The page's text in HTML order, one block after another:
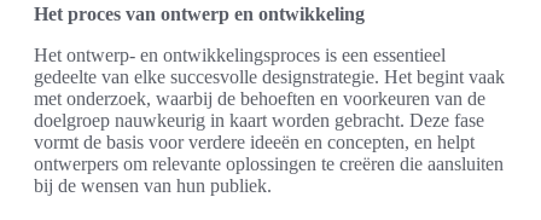
Het proces van ontwerp en ontwikkeling
Het ontwerp- en ontwikkelingsproces is een essentieel
gedeelte van elke succesvolle designstrategie. Het begint vaak
met onderzoek, waarbij de behoeften en voorkeuren van de
doelgroep nauwkeurig in kaart worden gebracht. Deze fase
vormt de basis voor verdere ideeën en concepten, en helpt
ontwerpers om relevante oplossingen te creëren die aansluiten
bij de wensen van hun publiek.